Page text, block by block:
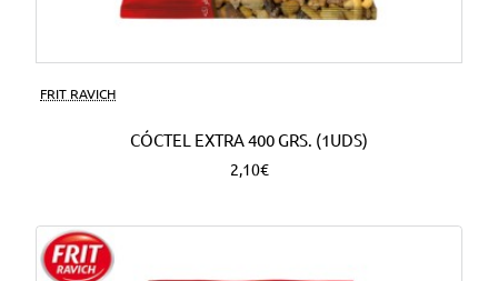
FRIT RAVICH
CÓCTEL EXTRA 400 GRS. (1UDS)
2,10€